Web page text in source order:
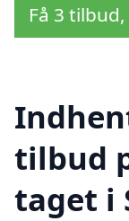
Få 3
tilbud
taget i